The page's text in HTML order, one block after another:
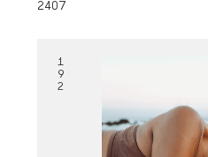
2407
1
9
2